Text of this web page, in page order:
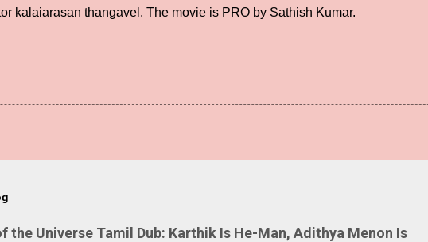
kalaiarasan thangavel. The movie is PRO by Sathish Kumar.
the Universe Tamil Dub: Karthik Is He-Man, Adithya Menon Is